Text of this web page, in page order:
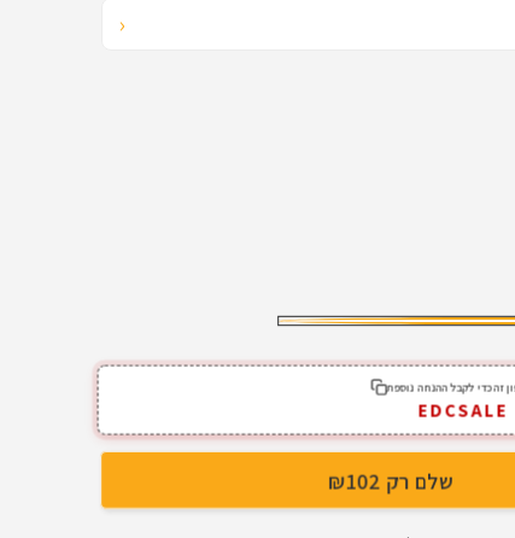
‹
זה כדי לקבל ההנחה נוספת
EDCSALE
שלם רק ₪102